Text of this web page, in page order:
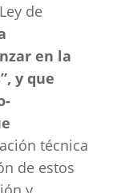
de
en la
y que
técnica
de estos